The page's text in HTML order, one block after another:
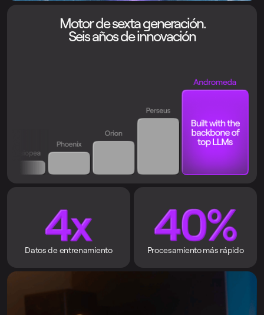
Motor de sexta generación.
Seis años de innovación
Datos de entrenamiento Procesamiento más rápido